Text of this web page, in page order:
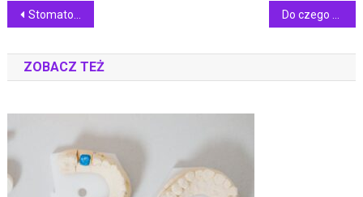
Nawigacja
wpisu
Stomatodynia – jakie są objawy tego schorzenia zębów?
ZOBACZ TEŻ